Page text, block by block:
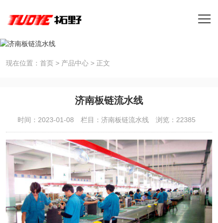
现在位置： 首页 > 产品中心 > 正文
济南板链流水线
时间：2023-01-08 栏目： 济南板链流水线 浏览：22385